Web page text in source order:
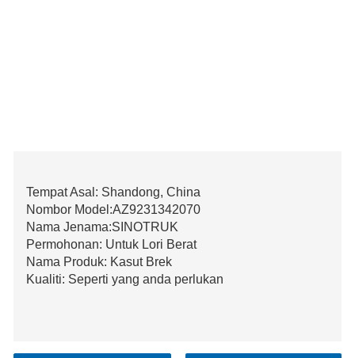
Tempat Asal: Shandong, China
Nombor Model:AZ9231342070
Nama Jenama:SINOTRUK
Permohonan: Untuk Lori Berat
Nama Produk: Kasut Brek
Kualiti: Seperti yang anda perlukan